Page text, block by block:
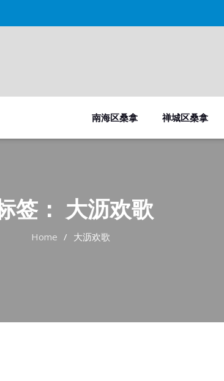
南海区桑拿 禅城区桑拿
签： 大沥欢歌
Home 大沥欢歌